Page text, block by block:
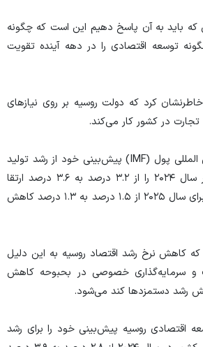
باید به آن پاسخ دهیم این است که چگونه
توسعه اقتصادی را در دهه آینده تقویت
کرد که دولت روسیه بر روی نیاز‌های
در کشور کار می‌کند.
پیش از این، صندوق بین المللی پول (IMF) پیش‌بینی خود از رشد تولید
ناخالص داخلی روسیه در سال ۲۰۲۴ را از ۳.۲ درصد به ۳.۶ درصد ارتقا
داد، اما انتظارات خود را برای سال ۲۰۲۵ از ۱.۵ درصد به ۱.۳ درصد کاهش
کاهش نرخ رشد اقتصاد روسیه به این دلیل
سرمایه‌گذاری خصوصی در بحبوحه کاهش
رشد دستمزد‌ها کند می‌شود.
اقتصادی روسیه پیش‌بینی خود را برای رشد